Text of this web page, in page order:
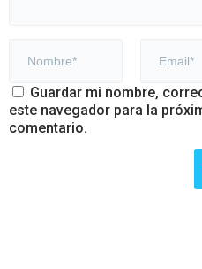
Guardar mi nombre,
este navegador para la
comentario.